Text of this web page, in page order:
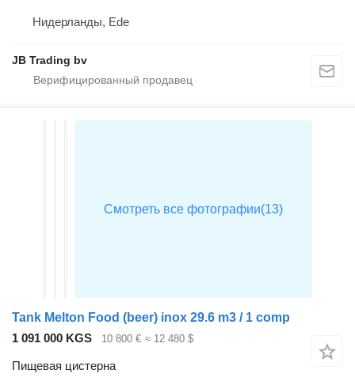
Нидерланды, Ede
JB Trading bv
Tank Melton Food (beer) inox 29.6 m3 / 1 comp
1 091 000 KGS
10 800 € ≈ 12 480 $
Пищевая цистерна